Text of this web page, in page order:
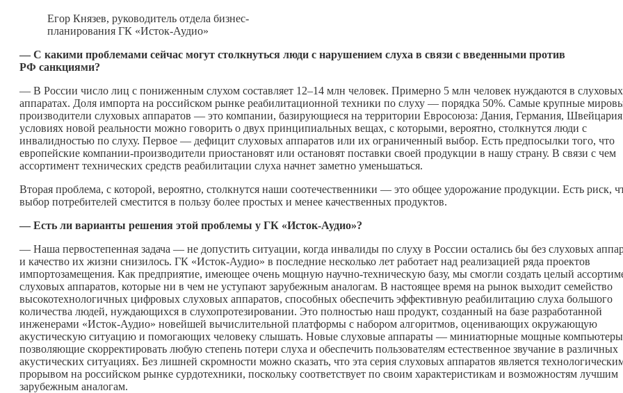
Егор Князев, руководитель отдела бизнес-
планирования ГК «Исток-Аудио»
— С какими проблемами сейчас могут столкнуться люди с нарушением слуха в связи с введенными против
РФ санкциями?
— В России число лиц с пониженным слухом составляет 12–14 млн человек. Примерно 5 млн человек нуждаются в слуховых
аппаратах. Доля импорта на российском рынке реабилитационной техники по слуху — порядка 50%. Самые крупные
производители слуховых аппаратов — это компании, базирующиеся на территории Евросоюза: Дания, Германия,
условиях новой реальности можно говорить о двух принципиальных вещах, с которыми, вероятно, столкнутся люди с
инвалидностью по слуху. Первое — дефицит слуховых аппаратов или их ограниченный выбор. Есть предпосылки того, что
европейские компании-производители приостановят или остановят поставки своей продукции в нашу страну. В связи с чем
ассортимент технических средств реабилитации слуха начнет заметно уменьшаться.
Вторая проблема, с которой, вероятно, столкнутся наши соотечественники — это общее удорожание продукции. Есть риск,
выбор потребителей сместится в пользу более простых и менее качественных продуктов.
— Есть ли варианты решения этой проблемы у ГК «Исток-Аудио»?
— Наша первостепенная задача — не допустить ситуации, когда инвалиды по слуху в России остались бы без слуховых
и качество их жизни снизилось. ГК «Исток-Аудио» в последние несколько лет работает над реализацией ряда проектов
импортозамещения. Как предприятие, имеющее очень мощную научно-техническую базу, мы смогли создать целый
слуховых аппаратов, которые ни в чем не уступают зарубежным аналогам. В настоящее время на рынок выходит семейство
высокотехнологичных цифровых слуховых аппаратов, способных обеспечить эффективную реабилитацию слуха большого
количества людей, нуждающихся в слухопротезировании. Это полностью наш продукт, созданный на базе разработанной
инженерами «Исток-Аудио» новейшей вычислительной платформы с набором алгоритмов, оценивающих окружающую
акустическую ситуацию и помогающих человеку слышать. Новые слуховые аппараты — миниатюрные мощные
позволяющие скорректировать любую степень потери слуха и обеспечить пользователям естественное звучание в различных
акустических ситуациях. Без лишней скромности можно сказать, что эта серия слуховых аппаратов является
прорывом на российском рынке сурдотехники, поскольку соответствует по своим характеристикам и возможностям лучшим
зарубежным аналогам.